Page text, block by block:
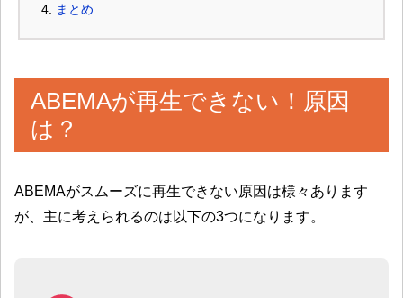
まとめ
ABEMAが再生できない！原因
は？
ABEMAがスムーズに再生できない原因は様々あります
が、主に考えられるのは以下の3つになります。